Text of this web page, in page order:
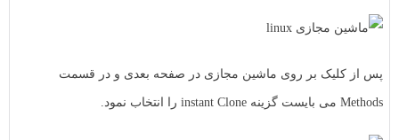
پس از کلیک بر روی ماشین مجازی در صفحه بعدی و در قسمت
Methods می بایست گزینه instant Clone را انتخاب نمود.